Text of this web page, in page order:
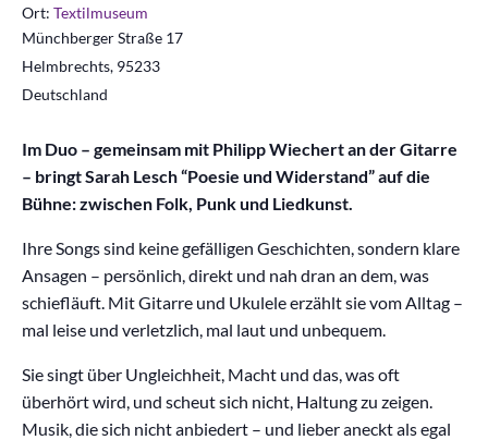
Ort: Textilmuseum
Münchberger Straße 17
Helmbrechts, 95233
Deutschland
Im Duo – gemeinsam mit Philipp Wiechert an der Gitarre
– bringt Sarah Lesch “Poesie und Widerstand” auf die
Bühne: zwischen Folk, Punk und Liedkunst.
Ihre Songs sind keine gefälligen Geschichten, sondern klare
Ansagen – persönlich, direkt und nah dran an dem, was
schiefläuft. Mit Gitarre und Ukulele erzählt sie vom Alltag –
mal leise und verletzlich, mal laut und unbequem.
Sie singt über Ungleichheit, Macht und das, was oft
überhört wird, und scheut sich nicht, Haltung zu zeigen.
Musik, die sich nicht anbiedert – und lieber aneckt als egal